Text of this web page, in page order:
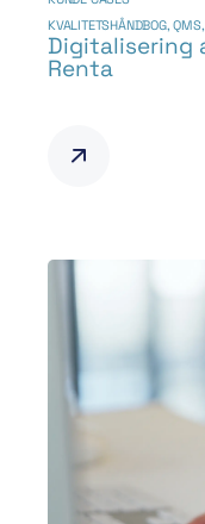
KVALITETSHÅNDBOG,QMS
Digitalisering
Renta